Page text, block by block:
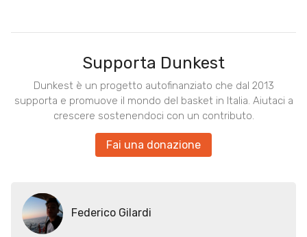
Supporta Dunkest
Dunkest è un progetto autofinanziato che dal 2013
supporta e promuove il mondo del basket in Italia. Aiutaci a
crescere sostenendoci con un contributo.
Fai una donazione
Federico Gilardi